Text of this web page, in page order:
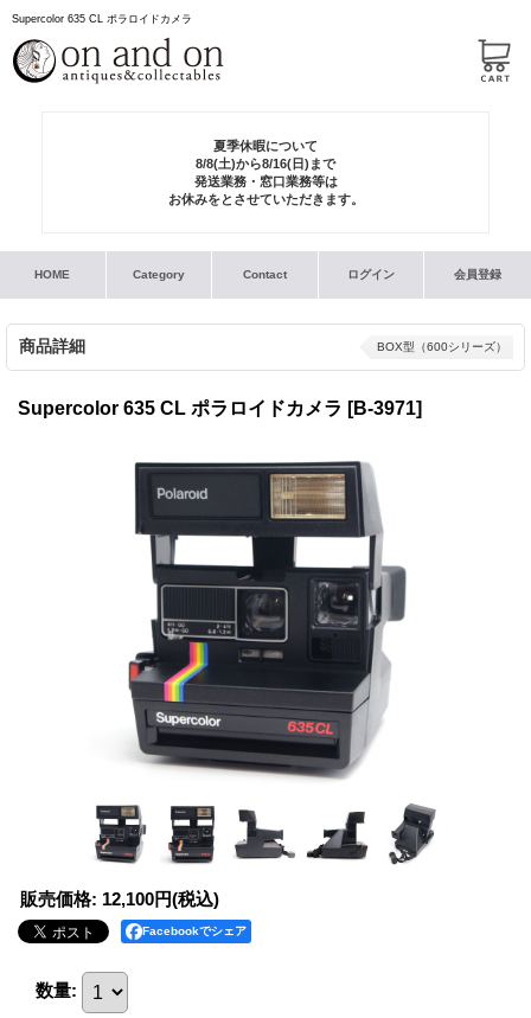
Supercolor 635 CL ポラロイドカメラ
夏季休暇について
8/8(土)から8/16(日)まで
発送業務・窓口業務等は
お休みをとさせていただきます。
HOME Category Contact ログイン 会員登録
商品詳細 BOX型（600シリーズ）
Supercolor 635 CL ポラロイドカメラ [B-3971]
販売価格: 12,100円(税込)
Facebookでシェア
数量: